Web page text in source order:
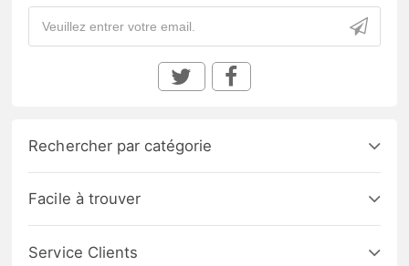
Rechercher par catégorie
Facile à trouver
Service Clients